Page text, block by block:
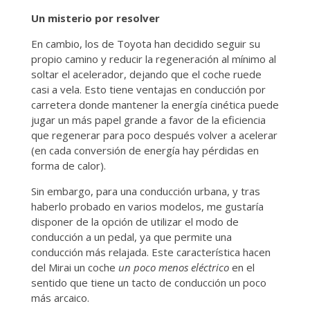
Un misterio por resolver
En cambio, los de Toyota han decidido seguir su
propio camino y reducir la regeneración al mínimo al
soltar el acelerador, dejando que el coche ruede
casi a vela. Esto tiene ventajas en conducción por
carretera donde mantener la energía cinética puede
jugar un más papel grande a favor de la eficiencia
que regenerar para poco después volver a acelerar
(en cada conversión de energía hay pérdidas en
forma de calor).
Sin embargo, para una conducción urbana, y tras
haberlo probado en varios modelos, me gustaría
disponer de la opción de utilizar el modo de
conducción a un pedal, ya que permite una
conducción más relajada. Este característica hacen
del Mirai un coche un poco menos eléctrico en el
sentido que tiene un tacto de conducción un poco
más arcaico.